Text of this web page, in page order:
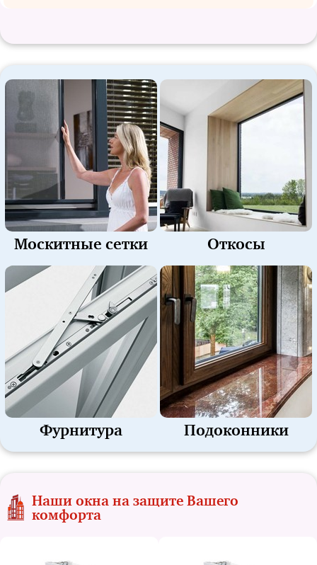
Москитные сетки Откосы
Фурнитура Подоконники
Наши окна на защите Вашего
комфорта